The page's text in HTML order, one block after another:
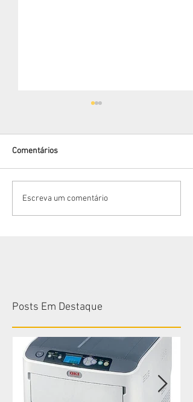
Vantagens em alugar com a
Cearacom!
Comentários
Escreva um comentário
Posts Em Destaque